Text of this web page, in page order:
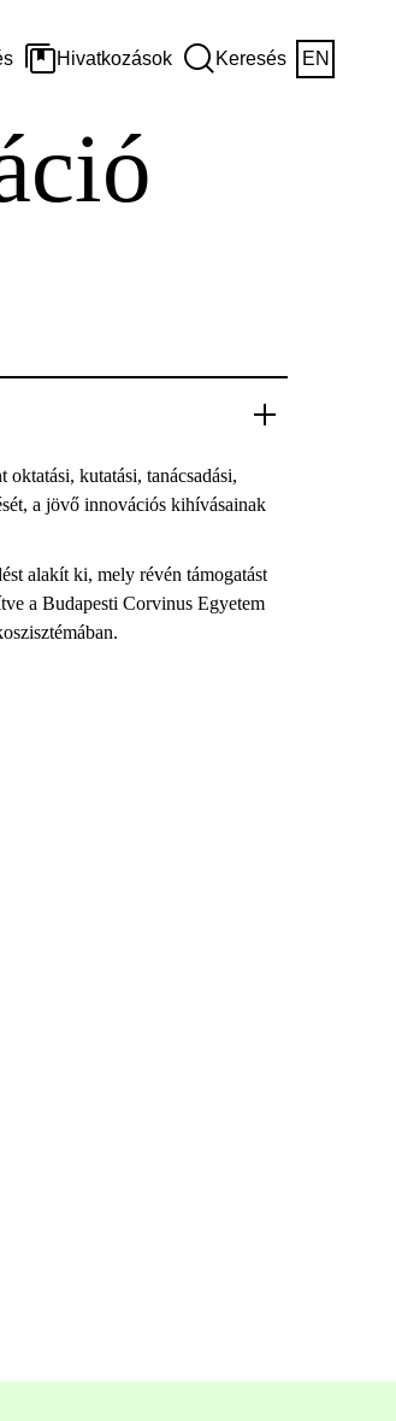
Hivatkozások Keresés EN
kutatási, tanácsadási,
a jövő innovációs kihívásainak
alakít ki, mely révén támogatást
a Budapesti Corvinus Egyetem